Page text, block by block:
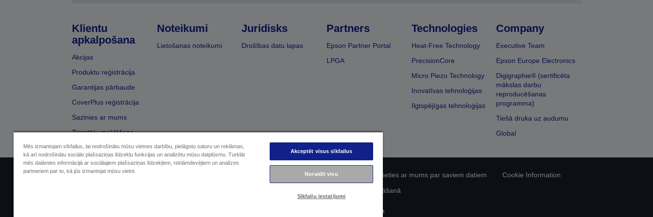
Klientu
apkalpošana
Akcijas
Produktu reģistrācija
Garantijas pārbaude
CoverPlus reģistrācija
Sazinies ar mums
Tirgotāju meklēšana
Noteikumi
Lietošanas noteikumi
Juridisks
Drošības datu lapas
Partners
Epson Partner Portal
LPGA
Technologies
Heat-Free Technology
PrecisionCore
Micro Piezo Technology
Inovatīvas tehnoloģijas
Ilgtspējīgas tehnoloģijas
Company
Executive Team
Epson Europe Electronics
Digigraphie® (sertificēta
mākslas darbu
reproducēšanas
programma)
Tiešā druka uz audumu
Global
Sellers Identification EU Data Act Compliance Sazinieties ar mums par saviem datiem
Cookie Information
Epson apņemšanās pieejamības nodrošināšanā
Autortiesības (c) 2026 Seiko Epson
Mēs izmantojam sīkfailus, lai nodrošinātu mūsu vietnes darbību, pielāgotu saturu un reklāmas,
kā arī nodrošinātu sociālo plašsaziņas līdzekļu funkcijas un analizētu mūsu datplūsmu. Turklāt
mēs dalāmies informācijā ar sociālajiem plašsaziņas līdzekļiem, reklāmdevējiem un analīzes
partneriem par to, kā jūs izmantojat mūsu vietni.
Akceptēt visus sīkfailus
Noraidīt visu
Sīkfailu iestatījumi